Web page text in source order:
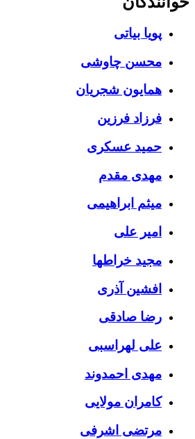
پویا بیاتی
محسن چاوشی
همایون شجریان
فرزاد فرزین
حمید عسکری
مهدی مقدم
میثم ابراهیمی
امیر علی
مجید خراطها
افشین آذری
رضا صادقی
علی لهراسبی
مهدی احمدوند
کامران مولایی
مرتضی اشرفی